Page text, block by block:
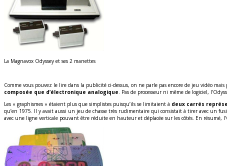
La Magnavox Odyssey et ses 2 manettes
Comme vous pouvez le lire dans la publicité ci-dessus, on ne parle pas encore de jeu vidéo
composée que d’électronique analogique. Pas de processeur ni même de logiciel,
Les « graphismes » étaient plus que simplistes puisqu’ils se limitaient à deux carrés
qu’en 1975. Il y avait aussi un jeu de chasse très rudimentaire qui consistait à tirer avec un
avec une ligne verticale pouvant être réduite en hauteur et déplacée sur les côtés. En